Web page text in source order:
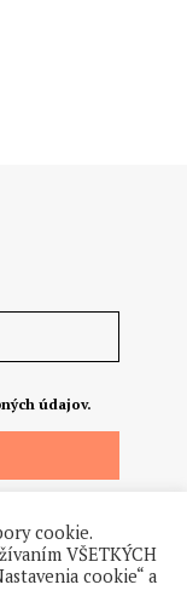
údajov.
cookie.
VŠETKÝCH
cookie“ a